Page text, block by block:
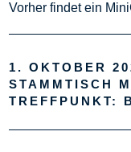
Vorher findet ein
1. OKTOBER
STAMMTISCH
TREFFPUNKT: